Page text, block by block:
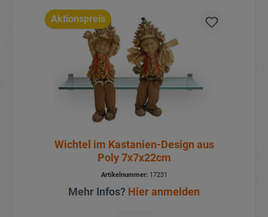
Aktionspreis
Wichtel im Kastanien-Design aus
Poly 7x7x22cm
Artikelnummer:17231
Mehr Infos? Hier anmelden